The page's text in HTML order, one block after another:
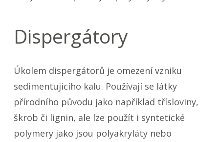
Dispergátory
Úkolem dispergátorů je omezení vzniku
sedimentujícího kalu. Používají se látky
přírodního původu jako například třísloviny,
škrob či lignin, ale lze použít i syntetické
polymery jako jsou polyakryláty nebo